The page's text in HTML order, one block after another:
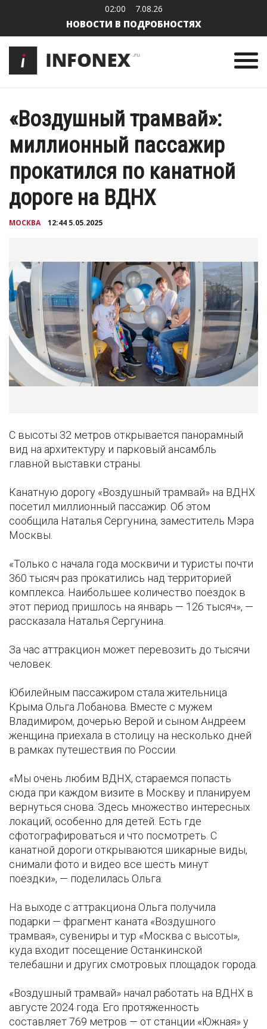
02:00 7.08.26
НОВОСТИ В ПОДРОБНОСТЯХ
«Воздушный трамвай»:
миллионный пассажир
прокатился по канатной
дороге на ВДНХ
МОСКВА 12:44 5.05.2025
С высоты 32 метров открывается панорамный
вид на архитектуру и парковый ансамбль
главной выставки страны.
Канатную дорогу «Воздушный трамвай» на ВДНХ
посетил миллионный пассажир. Об этом
сообщила Наталья Сергунина, заместитель Мэра
Москвы.
«Только с начала года москвичи и туристы почти
360 тысяч раз прокатились над территорией
комплекса. Наибольшее количество поездок в
этот период пришлось на январь — 126 тысяч», —
рассказала Наталья Сергунина.
За час аттракцион может перевозить до тысячи
человек.
Юбилейным пассажиром стала жительница
Крыма Ольга Лобанова. Вместе с мужем
Владимиром, дочерью Верой и сыном Андреем
женщина приехала в столицу на несколько дней
в рамках путешествия по России.
«Мы очень любим ВДНХ, стараемся попасть
сюда при каждом визите в Москву и планируем
вернуться снова. Здесь множество интересных
локаций, особенно для детей. Есть где
сфотографироваться и что посмотреть. С
канатной дороги открываются шикарные виды,
снимали фото и видео все шесть минут
поездки», — поделилась Ольга.
На выходе с аттракциона Ольга получила
подарки — фрагмент каната «Воздушного
трамвая», сувениры и тур «Москва с высоты»,
куда входит посещение Останкинской
телебашни и других смотровых площадок города.
«Воздушный трамвай» начал работать на ВДНХ в
августе 2024 года. Его протяженность
составляет 769 метров — от станции «Южная» у